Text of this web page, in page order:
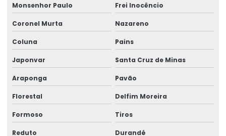
Monsenhor Paulo Frei Inocêncio
Coronel Murta Nazareno
Coluna Pains
Japonvar Santa Cruz de Minas
Araponga Pavão
Florestal Delfim Moreira
Formoso Tiros
Reduto Durandé